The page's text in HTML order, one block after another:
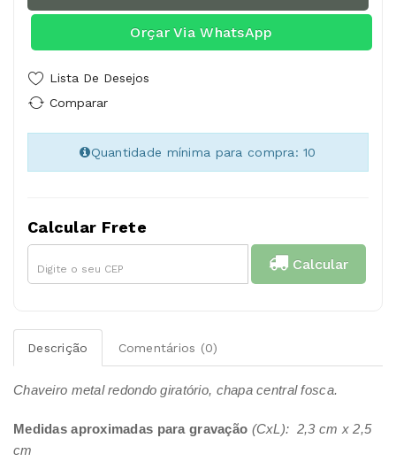
Orçar Via WhatsApp
Lista De Desejos
Comparar
Quantidade mínima para compra: 10
Calcular Frete
Calcular
Descrição Comentários (0)
Chaveiro metal redondo giratório, chapa central fosca.
Medidas aproximadas para gravação (CxL): 2,3 cm x 2,5
cm